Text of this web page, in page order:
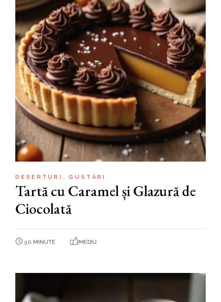
DESERTURI GUSTĂRI
Tartă cu Caramel și Glazură de
Ciocolată
50 MINUTE MEDIU